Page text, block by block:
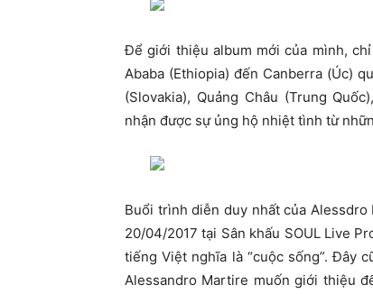
Để giới thiệu album mới của mình,
Ababa (Ethiopia) đến Canberra (Úc)
(Slovakia), Quảng Châu (Trung
nhận được sự ủng hộ nhiệt tình từ
Buổi trình diễn duy nhất của Alessdro
20/04/2017 tại Sân khấu SOUL Live
tiếng Việt nghĩa là “cuộc sống”. Đây
Alessandro Martire muốn giới thiệu